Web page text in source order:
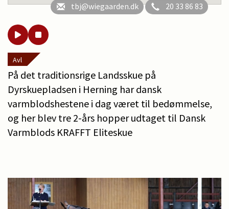
tbj@wiegaarden.dk
20 33 86 83
Avl
På det traditionsrige Landsskue på
Dyrskuepladsen i Herning har dansk
varmblodshestene i dag været til bedømmelse,
og her blev tre 2-års hopper udtaget til Dansk
Varmblods KRAFFT Eliteskue